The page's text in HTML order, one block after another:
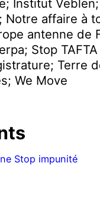
Institut
Notre affaire à
antenne de
Stop
Terre
We Move
Stop impunité